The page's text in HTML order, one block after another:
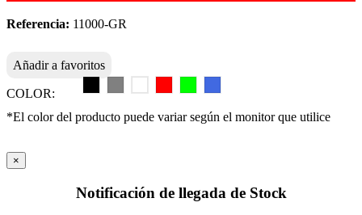
Referencia: 11000-GR
Añadir a favoritos
COLOR:
*El color del producto puede variar según el monitor que utilice
×
Notificación de llegada de Stock